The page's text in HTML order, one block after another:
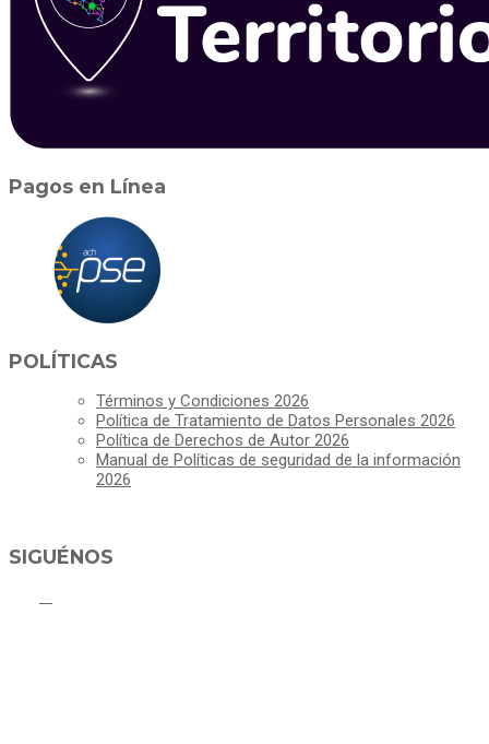
Pagos en Línea
POLÍTICAS
Términos y Condiciones 2026
Política de Tratamiento de Datos Personales 2026
Política de Derechos de Autor 2026
Manual de Políticas de seguridad de la información
2026
SIGUÉNOS